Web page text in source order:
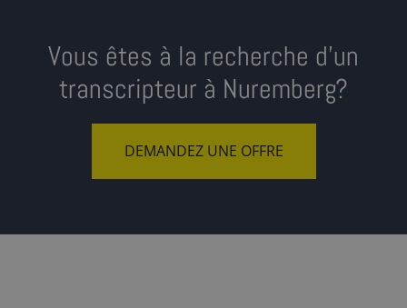
Vous êtes à la recherche d’un
transcripteur à Nuremberg?
DEMANDEZ UNE OFFRE